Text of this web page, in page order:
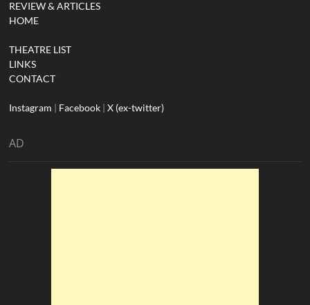
REVIEW & ARTICLES
HOME
THEATRE LIST
LINKS
CONTACT
Instagram | Facebook |X (ex-twitter)
AD